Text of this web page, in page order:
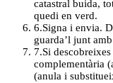
catastral buida,
quedi en verd.
6.Signa i envia.
guarda’l junt
7.Si
complementària
(anula i